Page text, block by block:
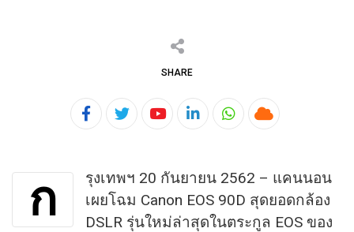
SHARE
YoutubeLinkedInWhatsapp
Cloud
ก
รุงเทพฯ 20 กันยายน 2562 – แคนนอน
เผยโฉม Canon EOS 90D สุดยอดกล้อง
DSLR รุ่นใหม่ล่าสุดในตระกูล EOS ของ